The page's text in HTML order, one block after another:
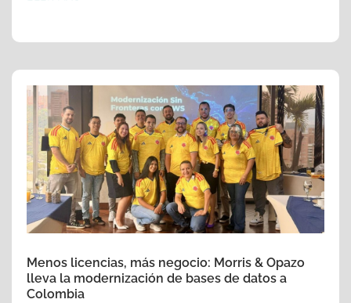
Menos licencias, más negocio: Morris & Opazo
lleva la modernización de bases de datos a
Colombia